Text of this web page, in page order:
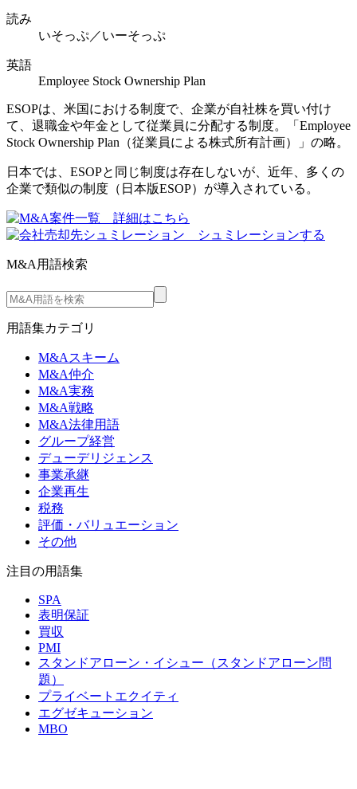
読み
いそっぷ／いーそっぷ
英語
Employee Stock Ownership Plan
ESOPは、米国における制度で、企業が自社株を買い付け
て、退職金や年金として従業員に分配する制度。「Employee
Stock Ownership Plan（従業員による株式所有計画）」の略。
日本では、ESOPと同じ制度は存在しないが、近年、多くの
企業で類似の制度（日本版ESOP）が導入されている。
M&A用語検索
用語集カテゴリ
M&Aスキーム
M&A仲介
M&A実務
M&A戦略
M&A法律用語
グループ経営
デューデリジェンス
事業承継
企業再生
税務
評価・バリュエーション
その他
注目の用語集
SPA
表明保証
買収
PMI
スタンドアローン・イシュー（スタンドアローン問
題）
プライベートエクイティ
エグゼキューション
MBO